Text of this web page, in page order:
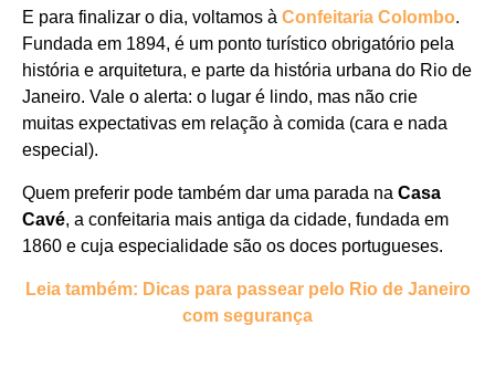
E para finalizar o dia, voltamos à Confeitaria Colombo.
Fundada em 1894, é um ponto turístico obrigatório pela
história e arquitetura, e parte da história urbana do Rio de
Janeiro. Vale o alerta: o lugar é lindo, mas não crie
muitas expectativas em relação à comida (cara e nada
especial).
Quem preferir pode também dar uma parada na Casa
Cavé, a confeitaria mais antiga da cidade, fundada em
1860 e cuja especialidade são os doces portugueses.
Leia também: Dicas para passear pelo Rio de Janeiro
com segurança